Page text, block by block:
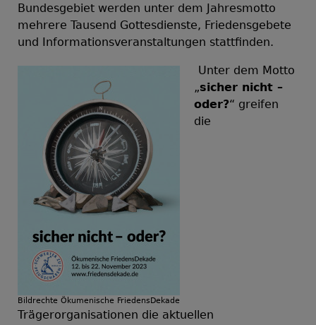
Bundesgebiet werden unter dem Jahresmotto
mehrere Tausend Gottesdienste, Friedensgebete
und Informationsveranstaltungen stattfinden.
Bildrechte Ökumenische FriedensDekade
Unter dem Motto
„sicher nicht –
oder?“ greifen
die
Trägerorganisationen die aktuellen